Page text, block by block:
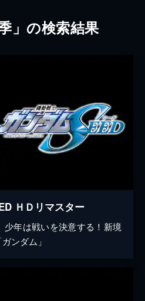
」の検索結果
ＨＤリマスター
少年は戦いを決意する！新境
ンダム」